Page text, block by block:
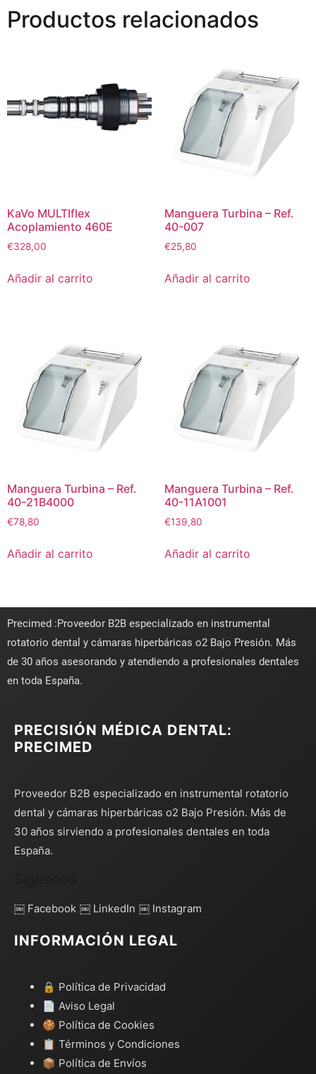
Productos relacionados
KaVo MULTIflex
Acoplamiento 460E
€328,00
Añadir al carrito
Manguera Turbina – Ref.
40-007
€25,80
Añadir al carrito
Manguera Turbina – Ref.
40-21B4000
€78,80
Añadir al carrito
Manguera Turbina – Ref.
40-11A1001
€139,80
Añadir al carrito
Precimed :Proveedor B2B especializado en instrumental
rotatorio dental y cámaras hiperbáricas o2 Bajo Presión. Más
de 30 años asesorando y atendiendo a profesionales dentales
en toda España.
PRECISIÓN MÉDICA DENTAL:
PRECIMED
Proveedor B2B especializado en instrumental rotatorio
dental y cámaras hiperbáricas o2 Bajo Presión. Más de
30 años sirviendo a profesionales dentales en toda
España.
￼ Facebook ￼ LinkedIn ￼ Instagram
INFORMACIÓN LEGAL
🔒 Política de Privacidad
📄 Aviso Legal
🍪 Política de Cookies
📋 Términos y Condiciones
📦 Política de Envíos